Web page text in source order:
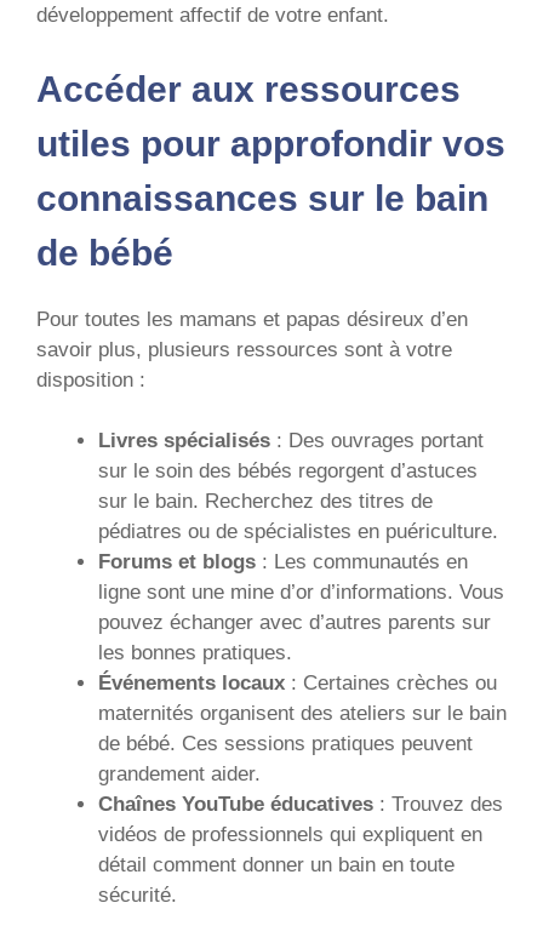
développement affectif de votre enfant.
Accéder aux ressources
utiles pour approfondir vos
connaissances sur le bain
de bébé
Pour toutes les mamans et papas désireux d’en
savoir plus, plusieurs ressources sont à votre
disposition :
Livres spécialisés : Des ouvrages portant
sur le soin des bébés regorgent d’astuces
sur le bain. Recherchez des titres de
pédiatres ou de spécialistes en puériculture.
Forums et blogs : Les communautés en
ligne sont une mine d’or d’informations. Vous
pouvez échanger avec d’autres parents sur
les bonnes pratiques.
Événements locaux : Certaines crèches ou
maternités organisent des ateliers sur le bain
de bébé. Ces sessions pratiques peuvent
grandement aider.
Chaînes YouTube éducatives : Trouvez des
vidéos de professionnels qui expliquent en
détail comment donner un bain en toute
sécurité.